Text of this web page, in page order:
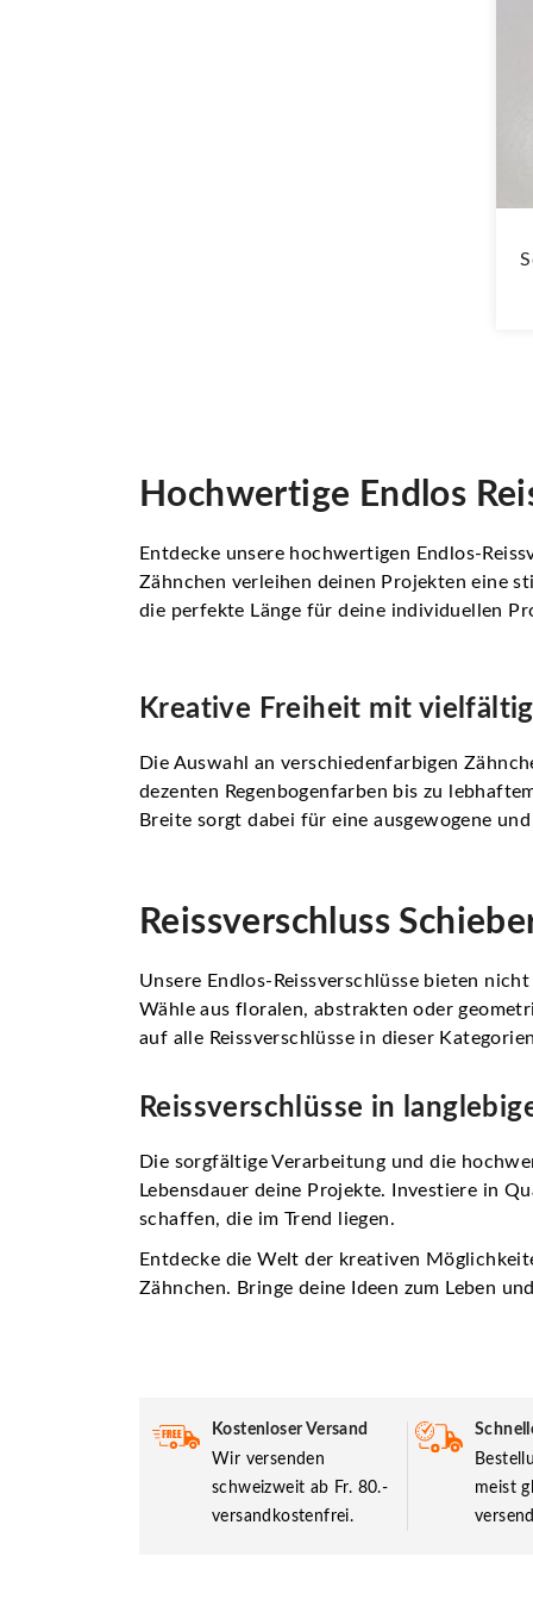
Hochwertige Endlos
Entdecke unsere hochwertigen Endlos-
Zähnchen verleihen deinen Projekten eine
die perfekte Länge für deine individuellen
Kreative Freiheit mit
Die Auswahl an verschiedenfarbigen
dezenten Regenbogenfarben bis zu
Breite sorgt dabei für eine ausgewogene
Reissverschluss
Unsere Endlos-Reissverschlüsse bieten
Wähle aus floralen, abstrakten oder
auf alle Reissverschlüsse in dieser
Reissverschlüsse in
Die sorgfältige Verarbeitung und die
Lebensdauer deine Projekte. Investiere in
schaffen, die im Trend liegen.
Entdecke die Welt der kreativen
Zähnchen. Bringe deine Ideen zum Leben
Kostenloser Versand
Wir versenden
schweizweit ab Fr. 80.-
versandkostenfrei.
meist